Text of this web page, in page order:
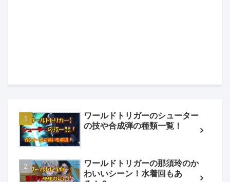
ワールドトリガーのシューター
の技や合成弾の種類一覧！
ワールドトリガーの那須玲のか
わいいシーン！水着回もあ